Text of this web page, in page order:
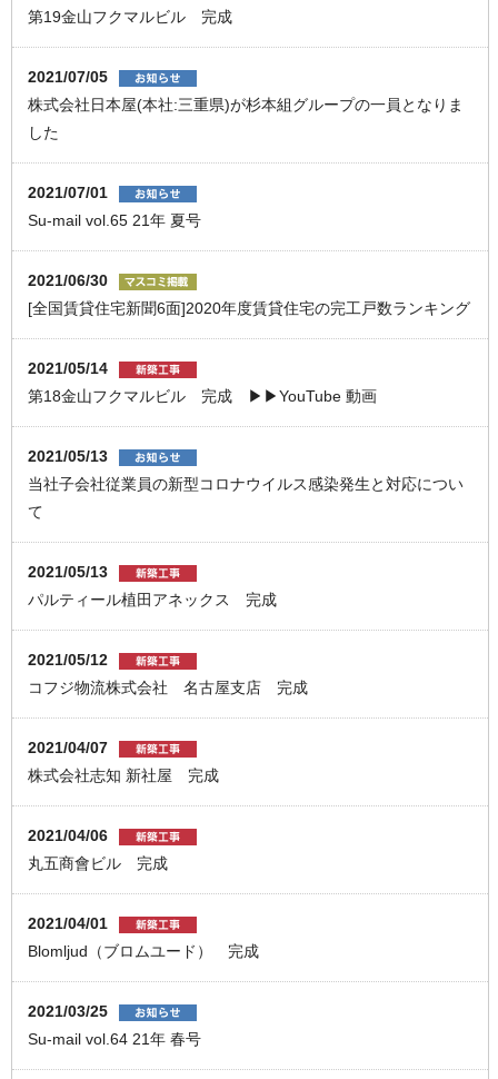
第19金山フクマルビル 完成
2021/07/05
株式会社日本屋(本社:三重県)が杉本組グループの一員となりま
した
2021/07/01
Su-mail vol.65 21年 夏号
2021/06/30
[全国賃貸住宅新聞6面]2020年度賃貸住宅の完工戸数ランキング
2021/05/14
第18金山フクマルビル 完成 ▶▶YouTube 動画
2021/05/13
当社子会社従業員の新型コロナウイルス感染発生と対応につい
て
2021/05/13
パルティール植田アネックス 完成
2021/05/12
コフジ物流株式会社 名古屋支店 完成
2021/04/07
株式会社志知 新社屋 完成
2021/04/06
丸五商會ビル 完成
2021/04/01
Blomljud（ブロムユード） 完成
2021/03/25
Su-mail vol.64 21年 春号